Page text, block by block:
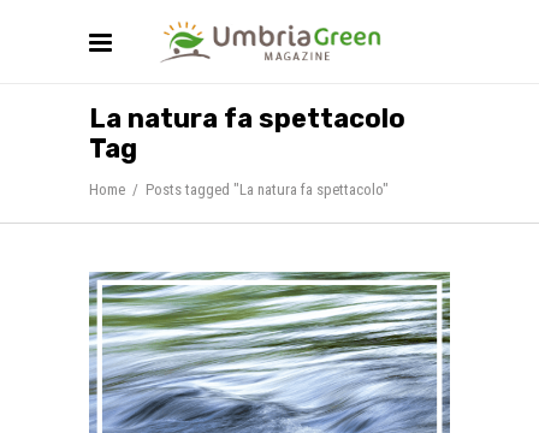
La natura fa spettacolo
Tag
Home / Posts tagged "La natura fa spettacolo"